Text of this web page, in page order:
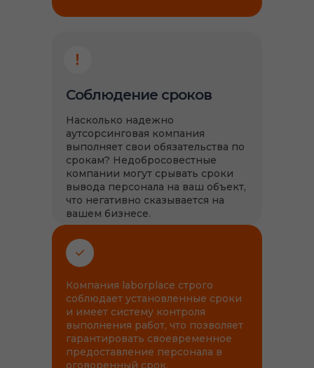
Соблюдение сроков
Насколько надежно
аутсорсинговая компания
выполняет свои обязательства по
срокам? Недобросовестные
компании могут срывать сроки
вывода персонала на ваш объект,
что негативно сказывается на
вашем бизнесе.
Компания laborplace строго
соблюдает установленные сроки
и имеет систему контроля
выполнения работ, что позволяет
гарантировать своевременное
предоставление персонала в
оговоренный срок.